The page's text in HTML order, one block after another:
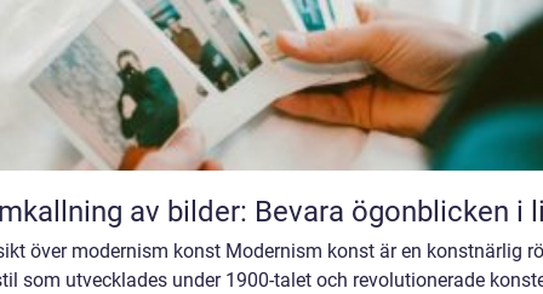
av bilder: Bevara ögonblicken i
över modernism konst Modernism konst är en konstnärlig
som utvecklades under 1900-talet och revolutionerade